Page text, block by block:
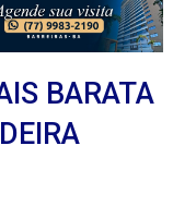
BARATA